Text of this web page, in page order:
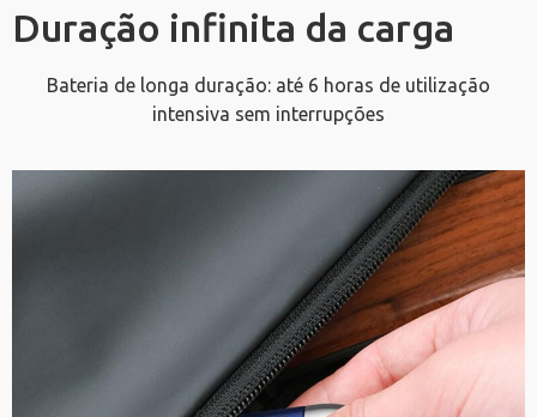
Duração infinita da carga
Bateria de longa duração: até 6 horas de utilização
intensiva sem interrupções